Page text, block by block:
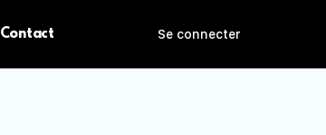
Contact Se connecter